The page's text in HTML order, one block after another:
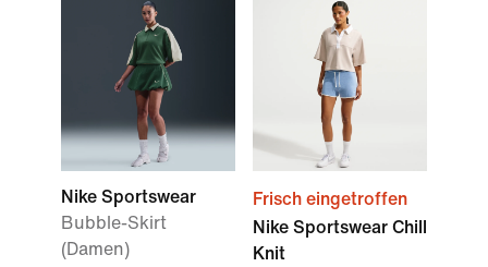
Nike Sportswear
Bubble-Skirt
(Damen)
Frisch eingetroffen
Nike Sportswear Chill
Knit